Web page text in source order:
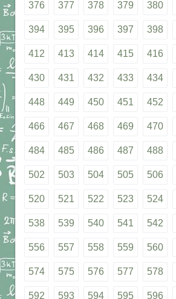
376 377 378 379 380
394 395 396 397 398
412 413 414 415 416
430 431 432 433 434
448 449 450 451 452
466 467 468 469 470
484 485 486 487 488
502 503 504 505 506
520 521 522 523 524
538 539 540 541 542
556 557 558 559 560
574 575 576 577 578
592 593 594 595 596